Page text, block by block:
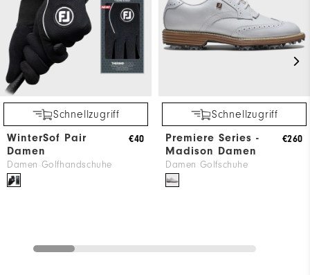
Schnellzugriff
WinterSof Pair
Damen
Damen Golfhandschuhe
€40
Schnellzugriff
Premiere Series -
Madison Damen
Damen Golfschuhe
€260